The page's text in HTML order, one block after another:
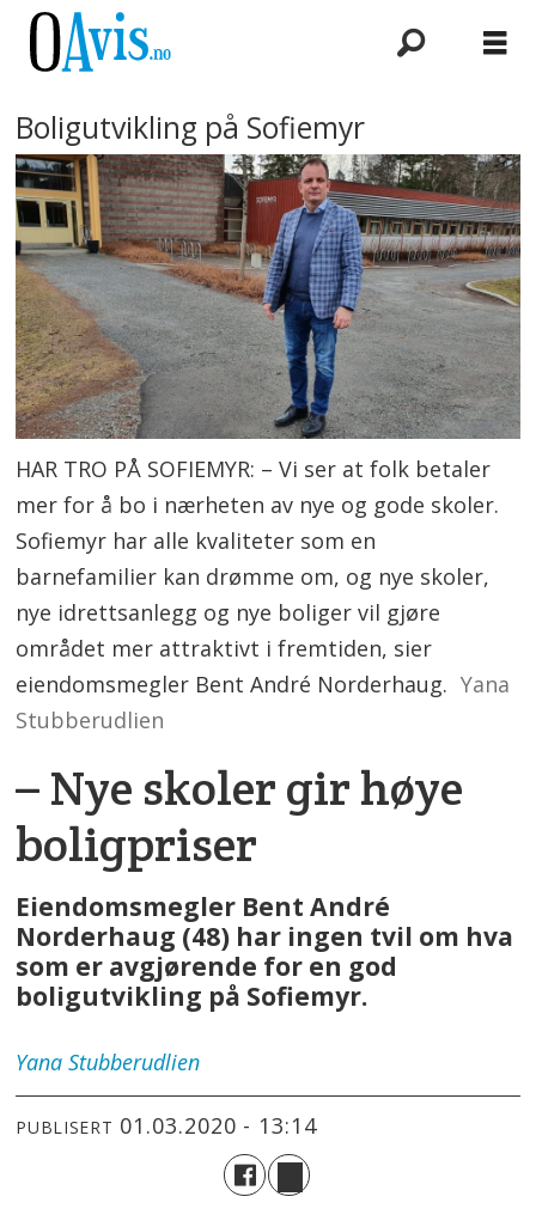
Boligutvikling på Sofiemyr
HAR TRO PÅ SOFIEMYR: – Vi ser at folk betaler
mer for å bo i nærheten av nye og gode skoler.
Sofiemyr har alle kvaliteter som en
barnefamilier kan drømme om, og nye skoler,
nye idrettsanlegg og nye boliger vil gjøre
området mer attraktivt i fremtiden, sier
eiendomsmegler Bent André Norderhaug. Yana
Stubberudlien
– Nye skoler gir høye
boligpriser
Eiendomsmegler Bent André
Norderhaug (48) har ingen tvil om hva
som er avgjørende for en god
boligutvikling på Sofiemyr.
Yana Stubberudlien
PUBLISERT 01.03.2020 - 13:14